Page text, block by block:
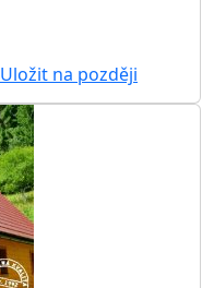
Uložit na později